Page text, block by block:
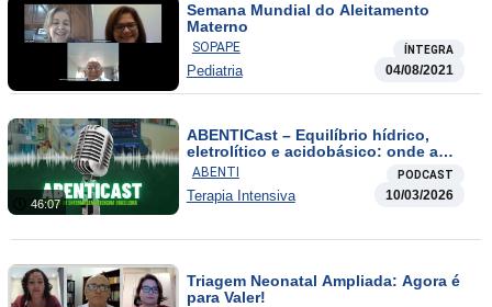
Semana Mundial do Aleitamento
Materno
SOPAPE ÍNTEGRA
Pediatria 04/08/2021
46:07
ABENTICast – Equilíbrio hídrico,
eletrolítico e acidobásico: onde a
enfermagem faz a diferença
ABENTI PODCAST
Terapia Intensiva 10/03/2026
Triagem Neonatal Ampliada: Agora é
para Valer!